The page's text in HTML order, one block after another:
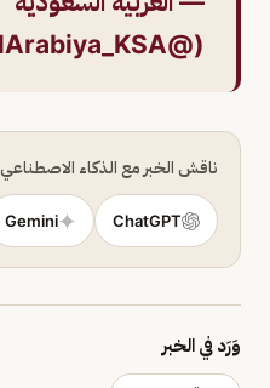
(@AlArabiya_KSA)
ناقش الخبر مع الذكاء الاصطناعي
ChatGPT
Gemini
وَرَد في الخبر